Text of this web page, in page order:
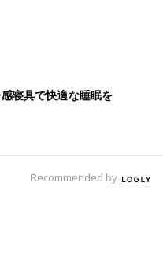
感寝具で快適な睡眠を
Recommended by